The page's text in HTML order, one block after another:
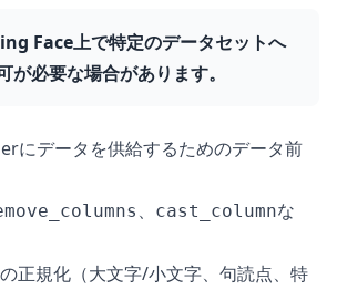
Face上で特定のデータセットへ
が必要な場合があります。
にデータを供給するためのデータ前
、 cast_columnな
正規化（大文字/小文字、句読点、特